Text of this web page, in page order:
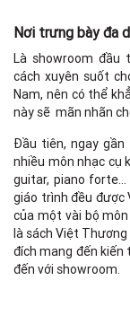
Nơi trưng bày đa
Là showroom đầu
cách xuyên suốt
Nam, nên có thể
này sẽ mãn nhãn
Đầu tiên, ngay
nhiều môn nhạc cụ
guitar, piano
giáo trình đều được
của một vài bộ
là sách Việt Thương
đích mang đến
đến với showroom.